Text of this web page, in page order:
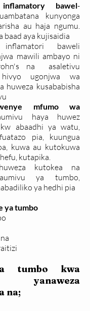
bawel-
kunyonga
au haja ngumu.
baad aya kujisaidia
baweli
mawili ambayo ni
na asaletivu
ugonjwa wa
huweza kusababisha
mfumo wa
haya huwez
abaadhi ya watu,
pia, kuungua
kuwa au kutokuwa
kutapika.
kutokea na
ya tumbo,
ya hedhi pia
ya tumbo
tumbo kwa
na;